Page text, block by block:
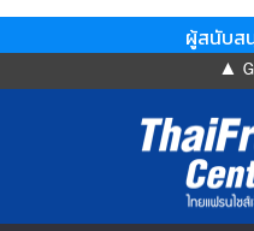
ผู้สนับส
▲